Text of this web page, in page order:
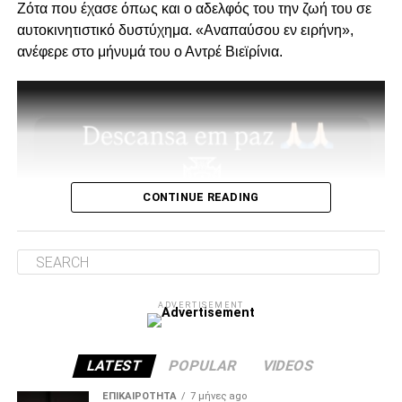
Ο λόγος της επίσκεψης… απλός, “Κύριοι, με την δικιά μας
στήριξη παραμείνατε 15μελες μετά την παραίτηση
Για εμάς δεν έχει αλλάξει κάτι, οι λόγοι της στήριξης μας
από την αρχή μέχρι σήμερα παραμένουν ίδιοι.
2. Την πιο σίγουρη και την πιο γρήγορη λύση για την
πολύ να δωθεί στον λαό του ΠΑΟΚ.
Και από ότι φαίνεται, ούτε γρήγοροι, ούτε σίγουροι, ούτε
Ζότα που έχασε όπως και ο αδελφός του την ζωή του σε
αυτοκινητιστικό δυστύχημα. «Αναπαύσου εν ειρήνη»,
ανέφερε στο μήνυμά του ο Αντρέ Βιεϊρίνια.
CONTINUE READING
ADVERTISEMENT
LATEST POPULAR VIDEOS
ΕΠΙΚΑΙΡΌΤΗΤΑ 7 μήνες ago